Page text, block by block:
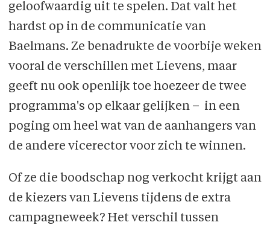
geloofwaardig uit te spelen. Dat valt het
hardst op in de communicatie van
Baelmans. Ze benadrukte de voorbije weken
vooral de verschillen met Lievens, maar
geeft nu ook openlijk toe hoezeer de twee
programma's op elkaar gelijken – in een
poging om heel wat van de aanhangers van
de andere vicerector voor zich te winnen.
Of ze die boodschap nog verkocht krijgt aan
de kiezers van Lievens tijdens de extra
campagneweek? Het verschil tussen